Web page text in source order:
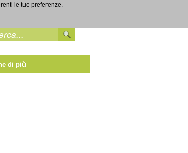
di più
le tue preferenze.